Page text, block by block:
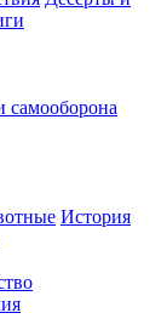
самооборона
История